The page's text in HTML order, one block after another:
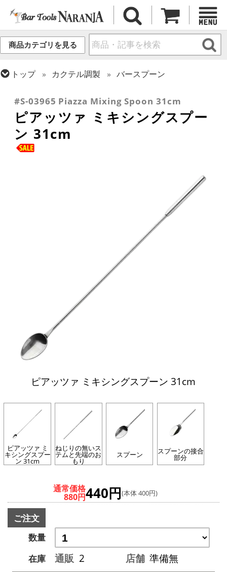
商品カテゴリを見る
トップ カクテル調製
バースプーン
#S-03965 Piazza Mixing Spoon 31cm
ピアッツァ ミキシングスプー
ン 31cm
ピアッツァ ミキシングスプーン 31cm
ピアッツァ ミ
キシングスプー
ン 31cm
ねじりの無いス
テムと先端のお
もり
スプーン スプーンの接合
部分
通常価格
880円440円(本体 400円)
ご注文
数量
在庫
通販 2 店舗 準備無